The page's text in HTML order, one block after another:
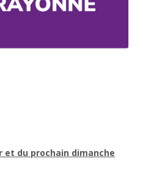
et du prochain dimanche